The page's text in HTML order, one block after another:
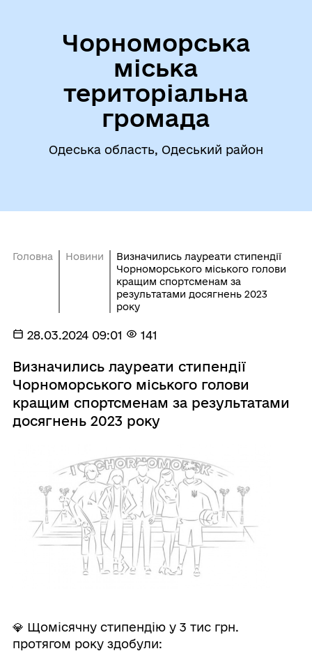
Чорноморська
міська
територіальна
громада
Одеська область, Одеський район
Головна Новини
Визначились лауреати стипендії
Чорноморського міського голови
кращим спортсменам за
результатами досягнень 2023
року
28.03.2024 09:01 141
Визначились лауреати стипендії
Чорноморського міського голови
кращим спортсменам за результатами
досягнень 2023 року
💎 Щомісячну стипендію у 3 тис грн.
протягом року здобули: